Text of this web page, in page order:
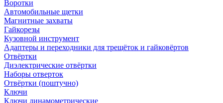
Воротки
Автомобильные щетки
Магнитные захваты
Гайкорезы
Кузовной инструмент
Адаптеры и переходники для трещёток и гайковёртов
Отвёртки
Диэлектрические отвёртки
Наборы отверток
Отвёртки (поштучно)
Ключи
Ключи динамометрические